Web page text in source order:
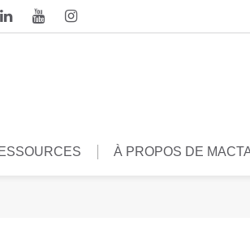
À PROPOS DE